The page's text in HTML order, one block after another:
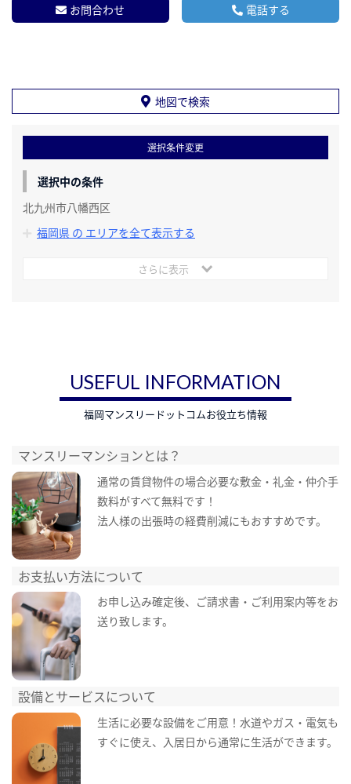
お問合わせ 電話する
地図で検索
選択条件変更
選択中の条件
北九州市八幡西区
福岡県 の エリアを全て表示する
さらに表示
USEFUL INFORMATION
福岡マンスリードットコムお役立ち情報
マンスリーマンションとは？
通常の賃貸物件の場合必要な敷金・礼金・仲介手
数料がすべて無料です！
法人様の出張時の経費削減にもおすすめです。
お支払い方法について
お申し込み確定後、ご請求書・ご利用案内等をお
送り致します。
設備とサービスについて
生活に必要な設備をご用意！水道やガス・電気も
すぐに使え、入居日から通常に生活ができます。